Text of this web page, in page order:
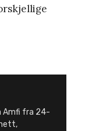
Amfi fra 24-